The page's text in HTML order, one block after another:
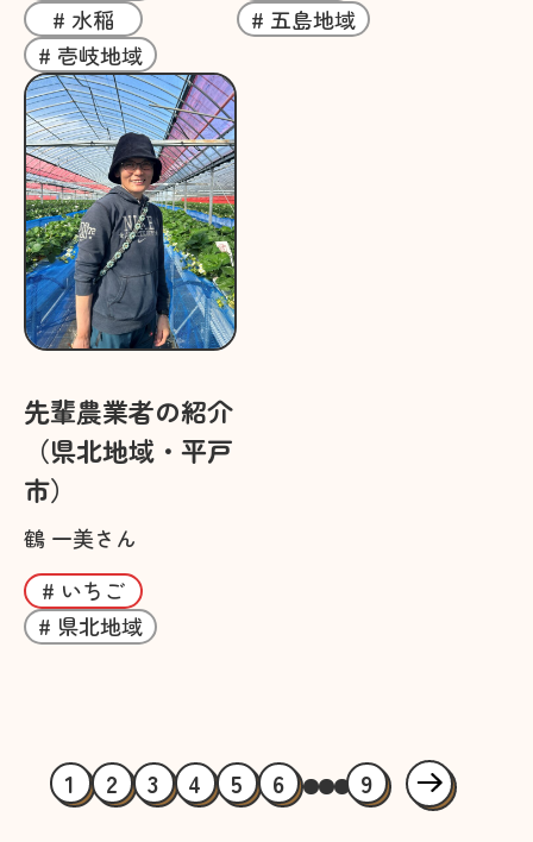
# 水稲
# 壱岐地域
# 五島地域
先輩農業者の紹介
（県北地域・平戸
市）
鶴 一美さん
# いちご
# 県北地域
1 2 3 4 5 6 9